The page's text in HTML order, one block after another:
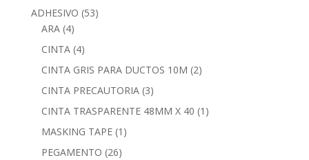
ADHESIVO (53)
ARA (4)
CINTA (4)
CINTA GRIS PARA DUCTOS 10M (2)
CINTA PRECAUTORIA (3)
CINTA TRASPARENTE 48MM X 40 (1)
MASKING TAPE (1)
PEGAMENTO (26)